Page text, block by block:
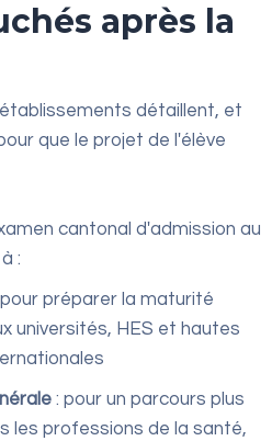
après la
détaillent, et
que le projet de l'élève
cantonal d'admission au
:
préparer la maturité
universités, HES et hautes
: pour un parcours plus
les professions de la santé,